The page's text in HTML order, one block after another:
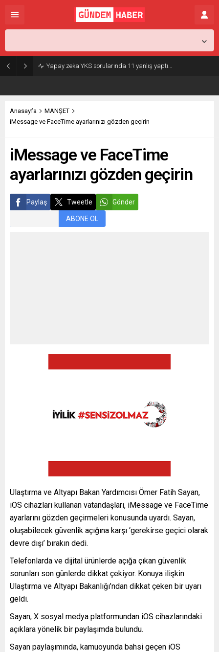
Yapay zeka YKS sorularında 11 yanlış yaptı…
Anasayfa
MANŞET
iMessage ve FaceTime ayarlarınızı gözden geçirin
iMessage ve FaceTime
ayarlarınızı gözden geçirin
Paylaş Tweetle Gönder
ABONE OL
Ulaştırma ve Altyapı Bakan Yardımcısı Ömer Fatih Sayan,
iOS cihazları kullanan vatandaşları, iMessage ve FaceTime
ayarlarını gözden geçirmeleri konusunda uyardı. Sayan,
oluşabilecek güvenlik açığına karşı ‘gerekirse geçici olarak
devre dışı’ bırakın dedi.
Telefonlarda ve dijital ürünlerde açığa çıkan güvenlik
sorunları son günlerde dikkat çekiyor. Konuya ilişkin
Ulaştırma ve Altyapı Bakanlığı’ndan dikkat çeken bir uyarı
geldi.
Sayan, X sosyal medya platformundan iOS cihazlarındaki
açıklara yönelik bir paylaşımda bulundu.
Sayan paylaşımında, kamuoyunda bahsi geçen iOS